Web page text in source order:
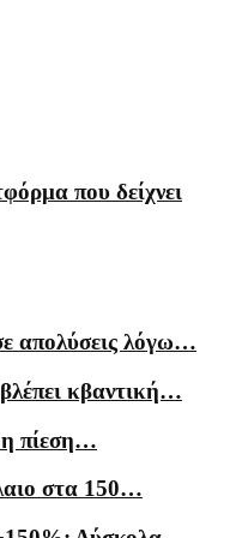
που δείχνει
απολύσεις λόγω…
κβαντική…
η πίεση…
στα 150…